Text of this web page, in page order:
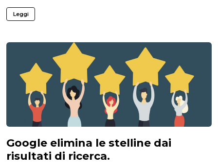
Leggi
Google elimina le stelline dai
risultati di ricerca.